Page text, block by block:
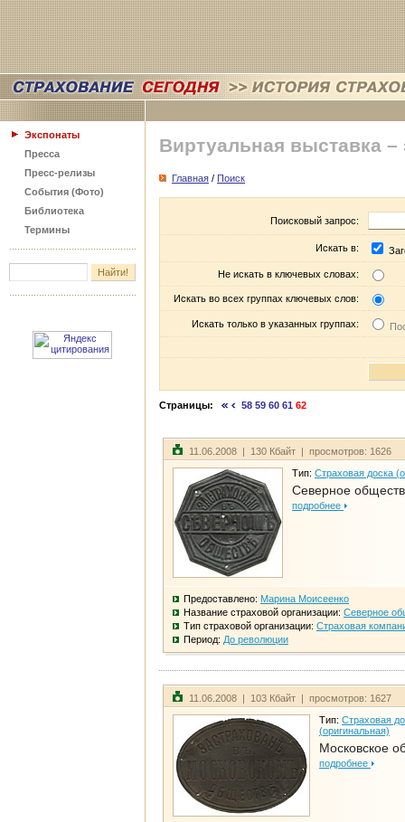
Экспонаты
Пресса
Пресс-релизы
События (Фото)
Библиотека
Термины
Виртуальная выставка –
Главная / Поиск
Поисковый запрос:
Искать в:
Не искать в ключевых словах:
Искать во всех группах ключевых слов:
Искать только в указанных группах:
Страницы: 58 59 60 61 62
11.06.2008 | 130 Кбайт | просмотров: 1626
Тип: Страховая доска
Северное
подробнее
Предоставлено: Марина Моисеенко
Название страховой организации: Северное
Тип страховой организации: Страховая
Период: До революции
11.06.2008 | 103 Кбайт | просмотров: 1627
Тип: Страховая
(оригинальная)
Московское
подробнее